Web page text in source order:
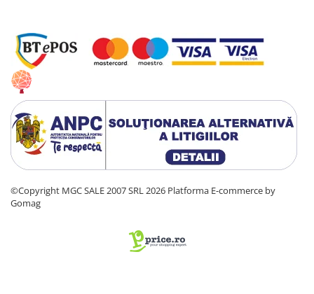
©Copyright MGC SALE 2007 SRL 2026 Platforma E-commerce by
Gomag